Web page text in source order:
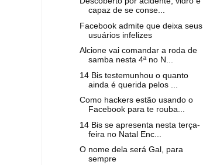
capaz de se conse...
Facebook admite que deixa seus
usuários infelizes
Alcione vai comandar a roda de
samba nesta 4ª no N...
14 Bis testemunhou o quanto
ainda é querida pelos ...
Como hackers estão usando o
Facebook para te rouba...
14 Bis se apresenta nesta terça-
feira no Natal Enc...
O nome dela será Gal, para
sempre